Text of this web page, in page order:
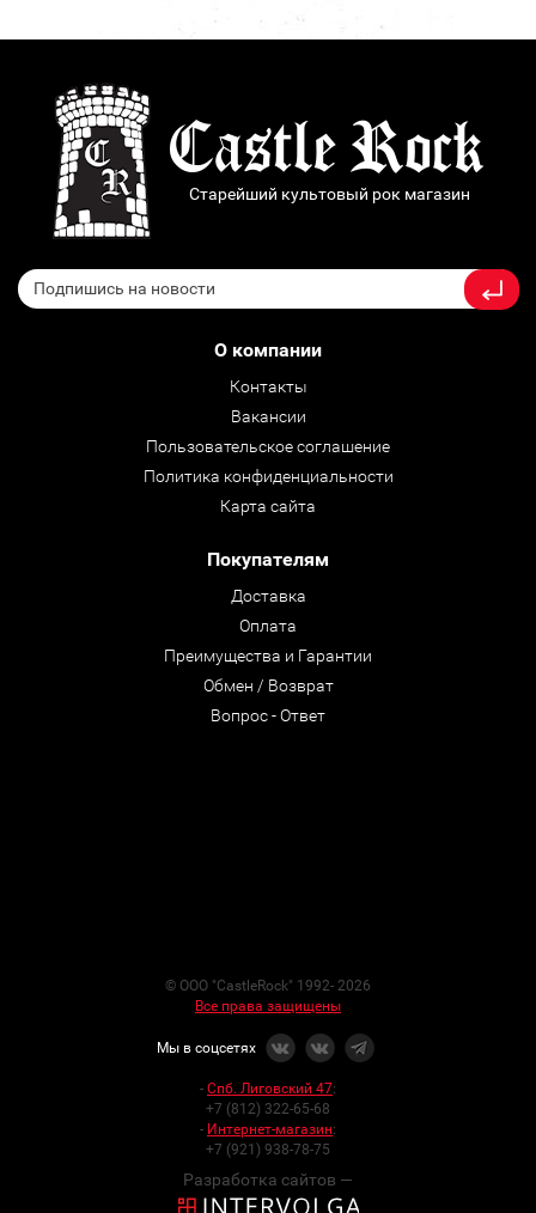
Старейший культовый рок магазин
О компании
Контакты
Вакансии
Пользовательское соглашение
Политика конфиденциальности
Карта сайта
Покупателям
Доставка
Оплата
Преимущества и Гарантии
Обмен / Возврат
Вопрос - Ответ
© ООО "CastleRock" 1992- 2026
Все права защищены
Мы в соцсетях
- Спб. Лиговский 47:
+7 (812) 322-65-68
- Интернет-магазин:
+7 (921) 938-78-75
Разработка сайтов —